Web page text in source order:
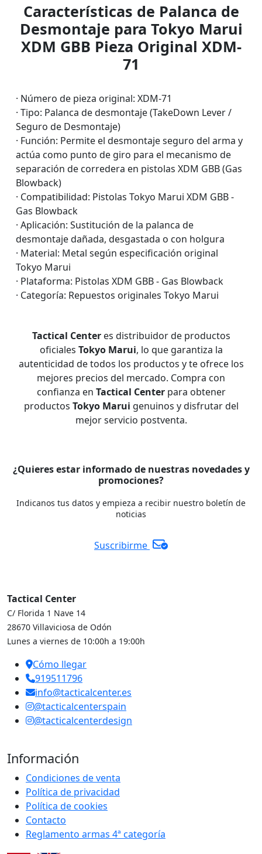
Características de Palanca de
Desmontaje para Tokyo Marui
XDM GBB Pieza Original XDM-
71
· Número de pieza original: XDM-71
· Tipo: Palanca de desmontaje (TakeDown Lever /
Seguro de Desmontaje)
· Función: Permite el desmontaje seguro del arma y
actúa como punto de giro para el mecanismo de
separación de corredera en pistolas XDM GBB (Gas
Blowback)
· Compatibilidad: Pistolas Tokyo Marui XDM GBB -
Gas Blowback
· Aplicación: Sustitución de la palanca de
desmontaje dañada, desgastada o con holgura
· Material: Metal según especificación original
Tokyo Marui
· Plataforma: Pistolas XDM GBB - Gas Blowback
· Categoría: Repuestos originales Tokyo Marui
Tactical Centeres distribuidor de productos
oficiales Tokyo Marui, lo que garantiza la
autenticidad de todos los productos y te ofrece los
mejores precios del mercado. Compra con
confianza en Tactical Centerpara obtener
productos Tokyo Marui genuinos y disfrutar del
mejor servicio postventa.
¿Quieres estar informado de nuestras novedades y
promociones?
Indicanos tus datos y empieza a recibir nuestro boletín de
noticias
Suscribirme
Tactical Center
C/ Florida 1 Nave 14
28670 Villaviciosa de Odón
Lunes a viernes de 10:00h a 19:00h
Cómo llegar
919511796
info@tacticalcenter.es
@tacticalcenterspain
@tacticalcenterdesign
Información
Condiciones de venta
Política de privacidad
Política de cookies
Contacto
Reglamento armas 4ª categoría